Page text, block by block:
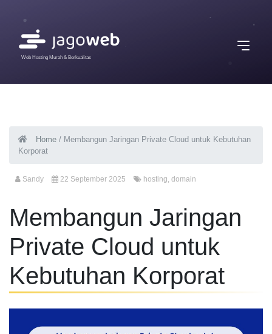
Web Hosting Murah & Berkualitas
Home / Membangun Jaringan Private Cloud untuk Kebutuhan
Korporat
Sandy 22 September 2025 hosting, domain
Membangun Jaringan
Private Cloud untuk
Kebutuhan Korporat